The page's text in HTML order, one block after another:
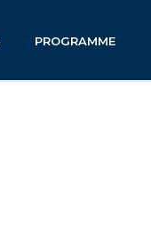
PROGRAMME